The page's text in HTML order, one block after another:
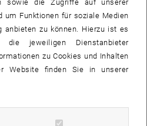
abhängt, ist von Ort zu Ort
Vegetation spielt hier eine sehr
Ein simples physikalisches
an allen Orten der Welt diese
ist kaum möglich.
mit Kolleginnen und Kollegen aus
hydrologische Einzugsgebiete aus
zu analysieren. Über 9.500 solche
sowie die Zugriffe auf unserer
um Funktionen für soziale Medien
anbieten zu können. Hierzu ist es
jeweiligen Dienstanbieter
zu Cookies und Inhalten
Website finden Sie in unserer
Cookies zulassen